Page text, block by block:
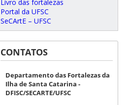
Livro das fortalezas
Portal da UFSC
SeCArtE – UFSC
CONTATOS
Departamento das Fortalezas da
Ilha de Santa Catarina -
DFISC/SECARTE/UFSC